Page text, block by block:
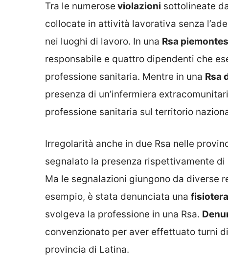
Tra le numerose violazioni sottolineate
collocate in attività lavorativa senza
nei luoghi di lavoro. In una Rsa
responsabile e quattro dipendenti che
professione sanitaria. Mentre in una Rsa
presenza di un’infermiera
professione sanitaria sul territorio
Irregolarità anche in due Rsa nelle
segnalato la presenza rispettivamente di
Ma le segnalazioni giungono da diverse
esempio, è stata denunciata una
svolgeva la professione in una Rsa.
convenzionato per aver effettuato turni
provincia di Latina.